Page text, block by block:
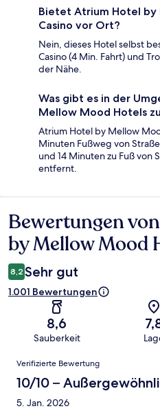
Bietet Atrium Hotel by
Casino vor Ort?
Nein, dieses Hotel selbst
Casino (4 Min. Fahrt) und
der Nähe.
Was gibt es in der
Mellow Mood Hotels
Atrium Hotel by Mellow
Minuten Fußweg von
und 14 Minuten zu Fuß von
entfernt.
Bewertungen
Bewertungen
by Mellow Mood
8,2 Sehr gut
1.001 Bewertungen
8,6
Sauberkeit
Bewertungen
Verifizierte Bewertung
10/10 –
5. Jan. 2026